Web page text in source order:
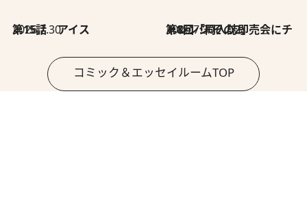
2026.7.30
第15話 アイス 2026.7.30
第8回「同人誌即売会にチャレンジ その2」
コミック＆エッセイルームTOP